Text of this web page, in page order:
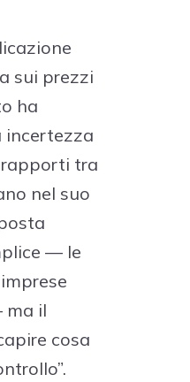
sui prezzi
ha
incertezza
tra
nel suo
— le
ma il
cosa